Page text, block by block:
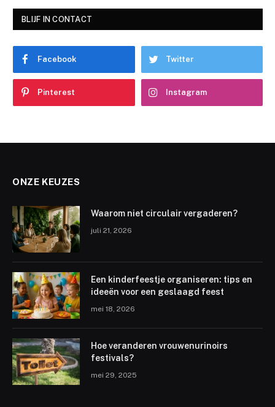
BLIJF IN CONTACT
Facebook Twitter
Pinterest Instagram
ONZE KEUZES
Waarom niet circulair vergaderen?
juli 21, 2026
Een kinderfeestje organiseren: tips en
ideeën voor een geslaagd feest
mei 18, 2026
Hoe veranderen vrouwenurinoirs
festivals?
mei 29, 2025